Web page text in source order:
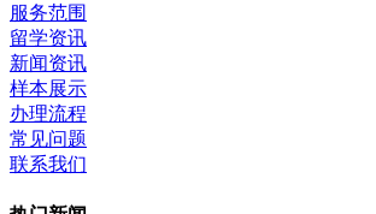
服务范围
留学资讯
新闻资讯
样本展示
办理流程
常见问题
联系我们